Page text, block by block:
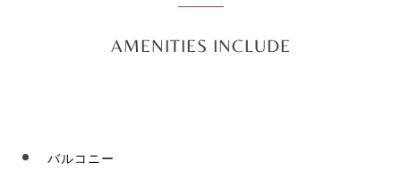
AMENITIES INCLUDE
バルコニー